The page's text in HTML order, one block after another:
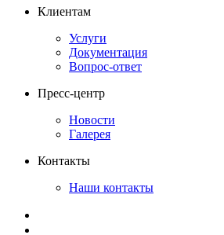
Клиентам
Услуги
Документация
Вопрос-ответ
Пресс-центр
Новости
Галерея
Контакты
Наши контакты